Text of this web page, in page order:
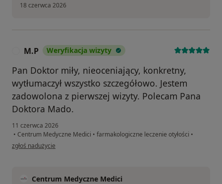
18 czerwca 2026
M.P Weryfikacja wizyty
Pan Doktor miły, nieoceniający, konkretny,
wytłumaczył wszystko szczegółowo. Jestem
zadowolona z pierwszej wizyty. Polecam Pana
Doktora Mado.
11 czerwca 2026
• Centrum Medyczne Medici • farmakologiczne leczenie otyłości •
w opinii użytkownika M.P
zgłoś nadużycie
Centrum Medyczne Medici